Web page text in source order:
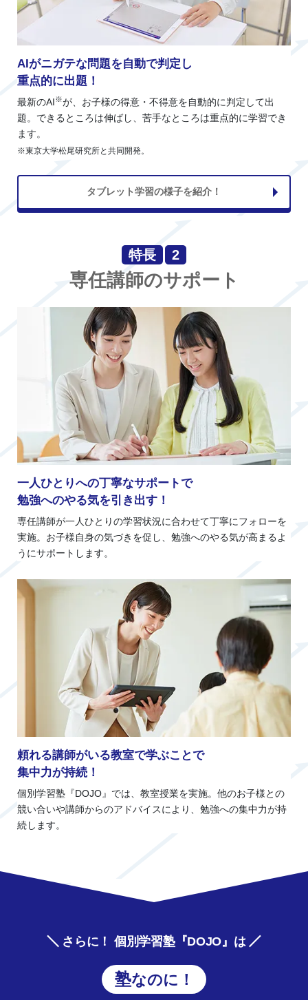
AIがニガテな問題を自動で判定し
重点的に出題！
最新のAI※が、お子様の得意・不得意を自動的に判定して出
題。できるところは伸ばし、苦手なところは重点的に学習でき
ます。
※東京大学松尾研究所と共同開発。
タブレット学習の様子を紹介！
特長 2
専任講師のサポート
一人ひとりへの丁寧なサポートで
勉強へのやる気を引き出す！
専任講師が一人ひとりの学習状況に合わせて丁寧にフォローを
実施。お子様自身の気づきを促し、勉強へのやる気が高まるよ
うにサポートします。
頼れる講師がいる教室で学ぶことで
集中力が持続！
個別学習塾『DOJO』では、教室授業を実施。他のお子様との
競い合いや講師からのアドバイスにより、勉強への集中力が持
続します。
さらに！ 個別学習塾『DOJO』は
塾なのに！